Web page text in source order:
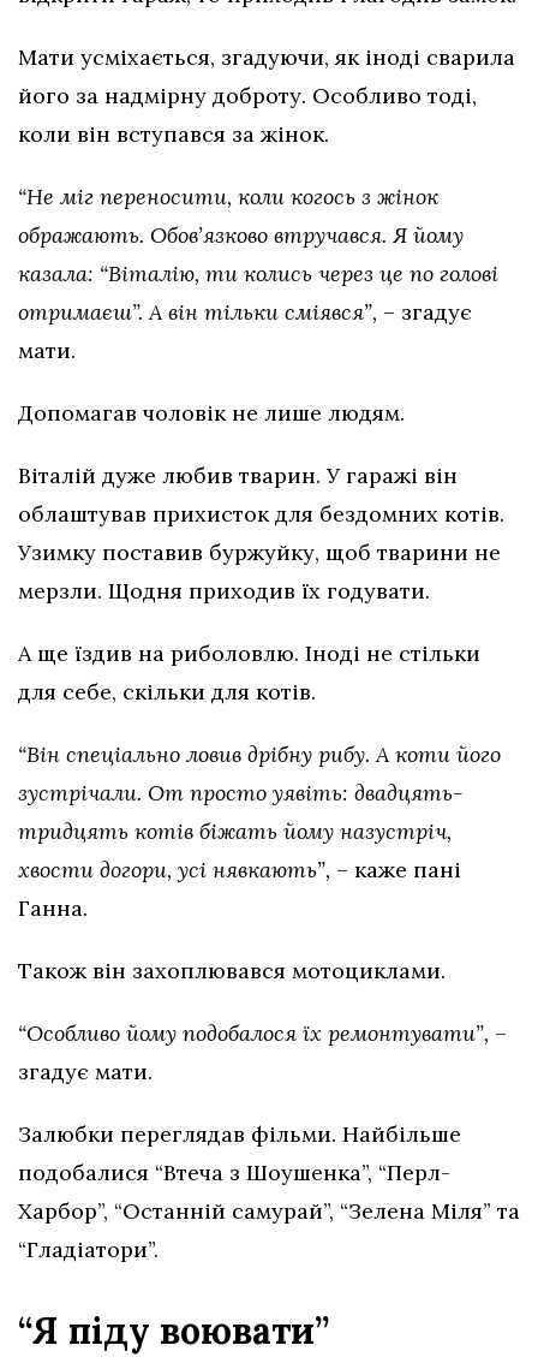
Мати усміхається, згадуючи, як іноді сварила
його за надмірну доброту. Особливо тоді,
коли він вступався за жінок.
“Не міг переносити, коли когось з жінок
ображають. Обов’язково втручався. Я йому
казала: “Віталію, ти колись через це по голові
отримаєш”. А він тільки сміявся”, – згадує
мати.
Допомагав чоловік не лише людям.
Віталій дуже любив тварин. У гаражі він
облаштував прихисток для бездомних котів.
Узимку поставив буржуйку, щоб тварини не
мерзли. Щодня приходив їх годувати.
А ще їздив на риболовлю. Іноді не стільки
для себе, скільки для котів.
“Він спеціально ловив дрібну рибу. А коти його
зустрічали. От просто уявіть: двадцять-
тридцять котів біжать йому назустріч,
хвости догори, усі нявкають”, – каже пані
Ганна.
Також він захоплювався мотоциклами.
“Особливо йому подобалося їх ремонтувати”, –
згадує мати.
Залюбки переглядав фільми. Найбільше
подобалися “Втеча з Шоушенка”, “Перл-
Харбор”, “Останній самурай”, “Зелена Міля” та
“Гладіатори”.
“Я піду воювати”